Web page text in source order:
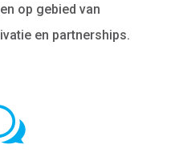
op gebied van
en partnerships.